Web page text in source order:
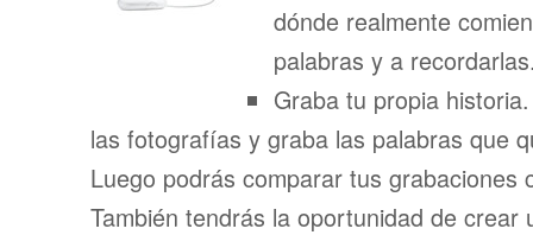
dónde realmente
palabras y a
Graba tu propia
las fotografías y graba las palabras que
Luego podrás comparar tus grabaciones
También tendrás la oportunidad de crear